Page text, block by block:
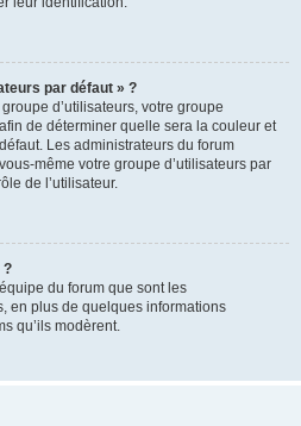
par défaut » ?
d’utilisateurs, votre groupe
de déterminer quelle sera la couleur et
Les administrateurs du forum
même votre groupe d’utilisateurs par
de l’utilisateur.
?
du forum que sont les
en plus de quelques informations
qu’ils modèrent.